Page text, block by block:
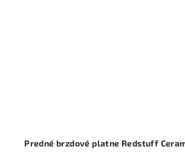
Predné brzdové platne Redstuff